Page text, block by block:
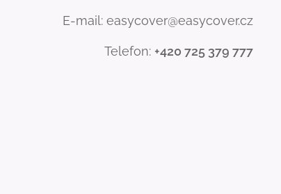
E-mail: easycover@easycover.cz
Telefon: +420 725 379 777